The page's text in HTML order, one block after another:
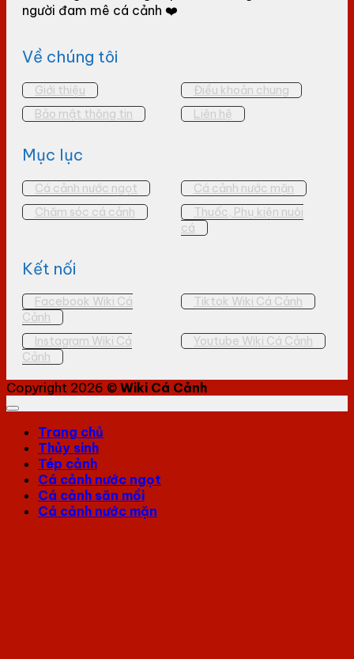
người đam mê cá cảnh ❤️
Về chúng tôi
Giới thiệu
Điều khoản chung
Bảo mật thông tin
Liên hệ
Mục lục
Cá cảnh nước ngọt
Cá cảnh nước mặn
Chăm sóc cá cảnh
Thuốc, Phụ kiện nuôi
cá
Kết nối
Facebook Wiki Cá
Cảnh
Tiktok Wiki Cá Cảnh
Instagram Wiki Cá
Cảnh
Youtube Wiki Cá Cảnh
Copyright 2026 © Wiki Cá Cảnh
Trang chủ
Thủy sinh
Tép cảnh
Cá cảnh nước ngọt
Cá cảnh săn mồi
Cá cảnh nước mặn